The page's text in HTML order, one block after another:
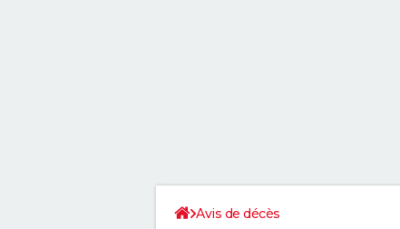
Avis de décès